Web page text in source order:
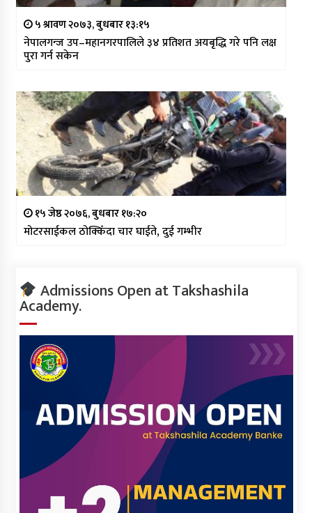
५ श्रावण २०७३, बुधबार १३:१५
नेपालगन्ज उप–महानगरपालिले ३४ प्रतिशत अयबृद्धि गरे पनि लक्ष
पुरा गर्न सकेन
१५ जेष्ठ २०७६, बुधबार १७:२०
मोटरसाईकल ठोक्किँदा चार घाईते, दुई गम्भीर
Admissions Open at Takshashila
Academy.